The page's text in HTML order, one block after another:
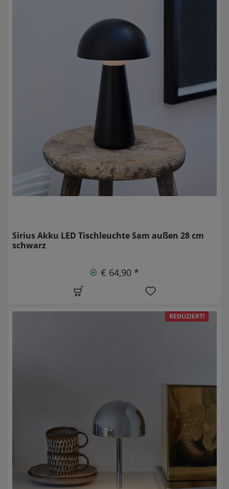
Sirius Akku LED Tischleuchte Sam außen 28 cm
schwarz
€ 64,90 *
REDUZIERT!